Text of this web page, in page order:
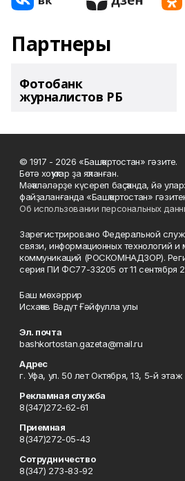
Партнеры
Фотобанк
журналистов РБ
© 1917 - 2026 «Башҡортостан» гәзите.
Бөтә хоҡуҡтар ҙа яҡланған.
Мәҡәләләрҙе күсереп баҫҡанда, йә
файҙаланғанда «Башҡортостан»
Об использовании персональных
Зарегистрировано Федеральной
связи, информационных технологий и
коммуникаций (РОСКОМНАДЗОР).
серия ПИ ФС77-33205 от 11 сентября
Баш мөхәррир
Исхаҡов Вәдүт Ғәйфулла улы
Эл. почта
bashkortostan.gazeta@mail.ru
Адрес
г. Уфа, ул. 50 лет Октября, 13, 5-й этаж
Рекламная служба
8(347)272-62-61
Приемная
8(347)272-05-43
Сотрудничество
8(347) 273-83-92